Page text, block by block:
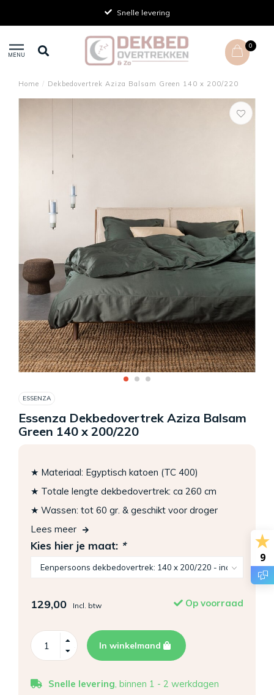
Snelle levering
MENU
0
Home / Dekbedovertrek Aziza Balsam Green 140 x 200/220
ESSENZA
Essenza Dekbedovertrek Aziza Balsam
Green 140 x 200/220
★ Materiaal: Egyptisch katoen (TC 400)
★ Totale lengte dekbedovertrek: ca 260 cm
★ Wassen: tot 60 gr. & geschikt voor droger
Lees meer
Kies hier je maat: *
129,00 Incl. btw Op voorraad
In winkelmand
Snelle levering, binnen 1 - 2 werkdagen
9